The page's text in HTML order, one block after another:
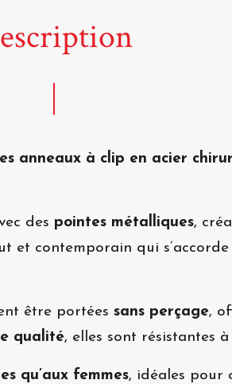
anneaux à clip en acier
des pointes métalliques,
et contemporain qui
être portées sans perçage,
qualité, elles sont résistantes à
qu’aux femmes, idéales pour